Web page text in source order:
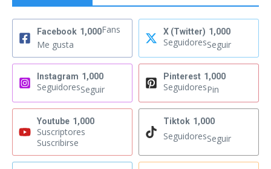
Facebook 1,000Fans
Me gusta
X (Twitter) 1,000
SeguidoresSeguir
Instagram 1,000
SeguidoresSeguir
Pinterest 1,000
SeguidoresPin
Youtube 1,000
Suscriptores
Suscribirse
Tiktok 1,000
SeguidoresSeguir